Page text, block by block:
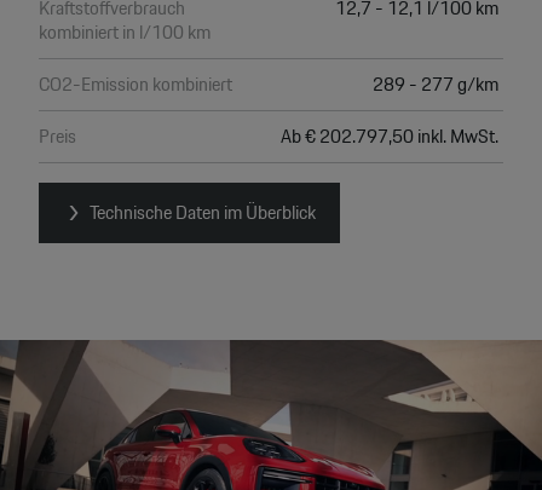
Kraftstoffverbrauch
kombiniert in l/100 km
12,7 - 12,1 l/100 km
CO2-Emission kombiniert
289 - 277 g/km
Preis
Ab € 202.797,50 inkl. MwSt.
Technische Daten im Überblick
Video
Player